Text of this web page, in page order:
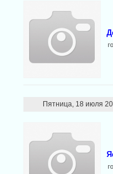
Пятница, 18 июля